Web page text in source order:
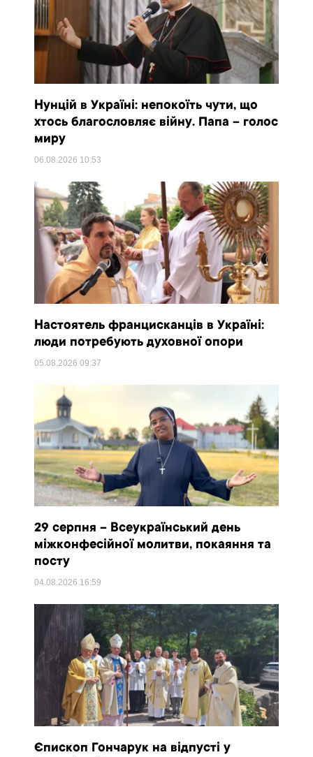
Нунцій в Україні: непокоїть чути, що
хтось благословляє війну. Папа – голос
миру
06.08.2026 10:53
Настоятель францисканців в Україні:
люди потребують духовної опори
05.08.202609:37
29 серпня – Всеукраїнський день
міжконфесійної молитви, покаяння та
посту
04.08.2026 16:59
Єпископ Гончарук на відпусті у